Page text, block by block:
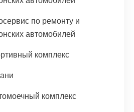
по ремонту и
автомобилей
комплекс
комплекс